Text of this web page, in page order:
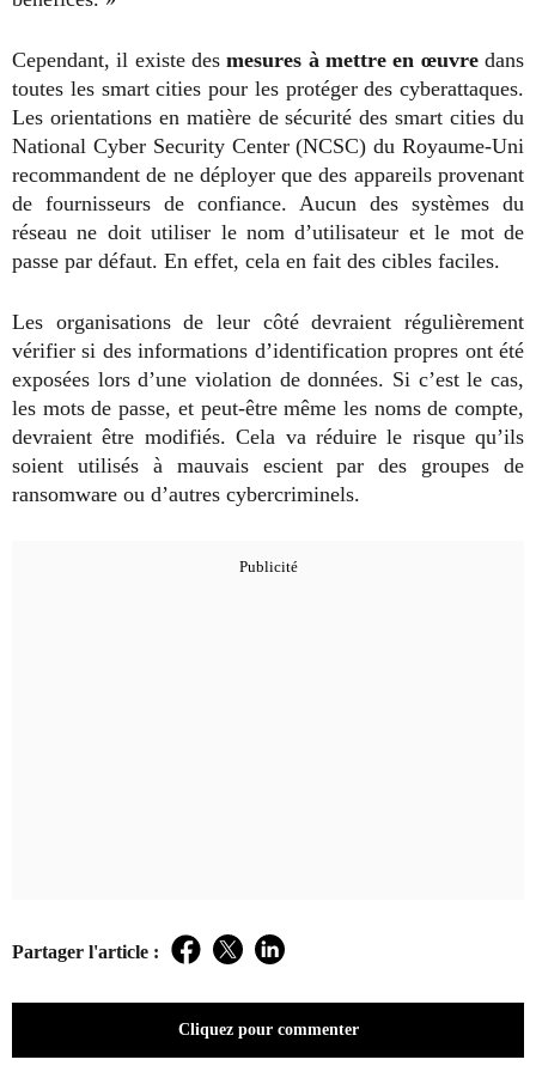
Cependant, il existe desmesures à mettre en œuvredans
toutes les smart cities pour les protéger des cyberattaques.
Les orientations en matière de sécurité des smart cities du
National Cyber Security Center (NCSC) du Royaume-Uni
recommandent de ne déployer que des appareils provenant
de fournisseurs de confiance. Aucun des systèmes du
réseau ne doit utiliser le nom d’utilisateur et le mot de
passe par défaut. En effet, cela en fait des cibles faciles.
Les organisations de leur côté devraient régulièrement
vérifier si des informations d’identification propres ont été
exposées lors d’une violation de données. Si c’est le cas,
les mots de passe, et peut-être même les noms de compte,
devraient être modifiés. Cela va réduire le risque qu’ils
soient utilisés à mauvais escient par des groupes de
ransomware ou d’autres cybercriminels.
Partager l'article : Facebook
TwitterLinkedIn
Cliquez pour commenter